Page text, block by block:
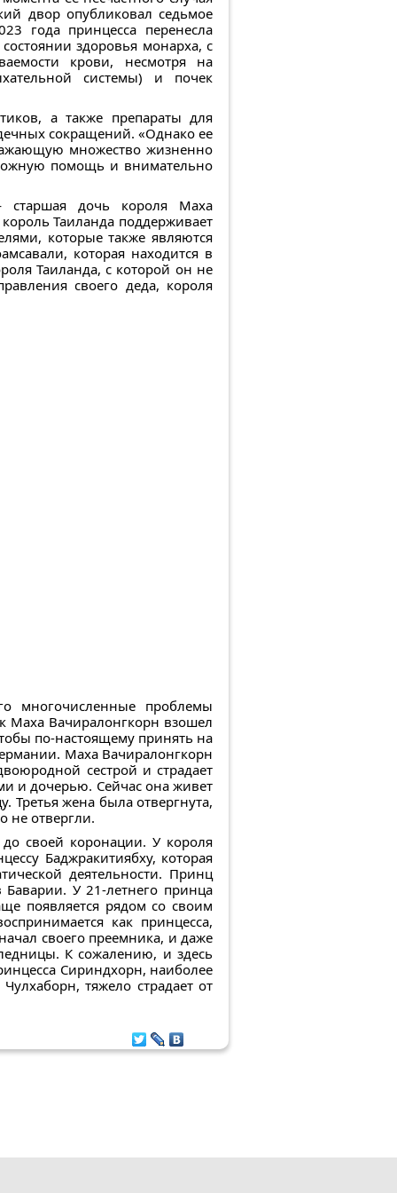
двор опубликовал седьмое
года принцесса перенесла
здоровья монарха, с
крови, несмотря на
системы) и почек
а также препараты для
сокращений. «Однако ее
множество жизненно
помощь и внимательно
старшая дочь короля Маха
Таиланда поддерживает
которые также являются
которая находится в
Таиланда, с которой он не
своего деда, короля
многочисленные проблемы
Маха Вачиралонгкорн взошел
по-настоящему принять на
Маха Вачиралонгкорн
сестрой и страдает
и дочерью. Сейчас она живет
Третья жена была отвергнута,
не отвергли.
своей коронации. У короля
Баджракитиябху, которая
деятельности. Принц
У 21-летнего принца
появляется рядом со своим
как принцесса,
своего преемника, и даже
К сожалению, и здесь
Сириндхорн, наиболее
тяжело страдает от